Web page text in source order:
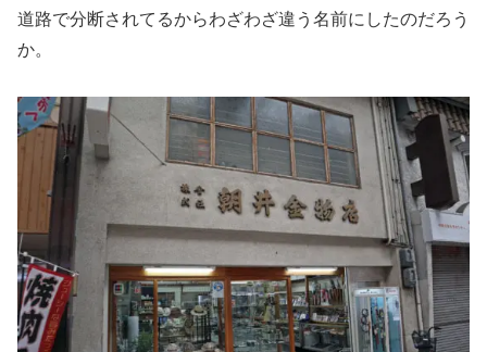
道路で分断されてるからわざわざ違う名前にしたのだろう
か。